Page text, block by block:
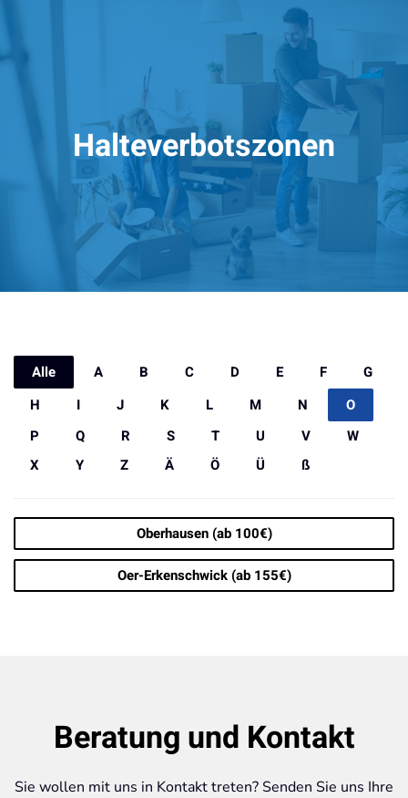
Halteverbotszonen
Alle A B C D E F
G
H
I J K L M N
O
P
Q R S T U V
W
X
Y Z Ä Ö Ü ß
Oberhausen (ab 100€)
Oer-Erkenschwick (ab 155€)
Beratung und Kontakt
Sie wollen mit uns in Kontakt treten? Senden Sie uns Ihre